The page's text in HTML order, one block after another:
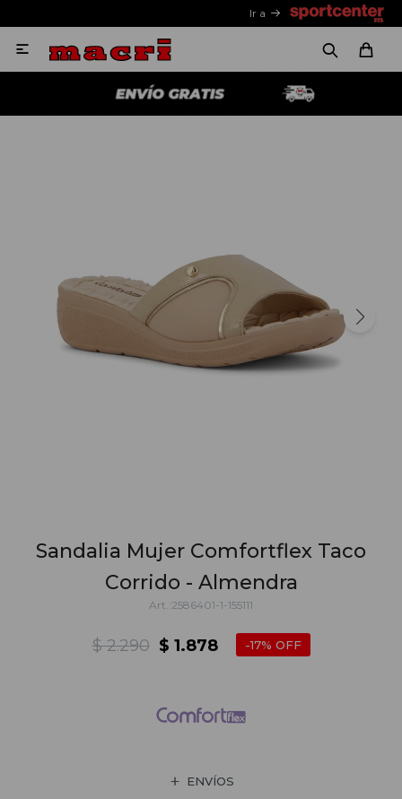
Ir a

Sandalia Mujer Comfortflex Taco
Corrido - Almendra
2586401-1-155111
$ 1.878
$ 2.290 17
ENVÍOS